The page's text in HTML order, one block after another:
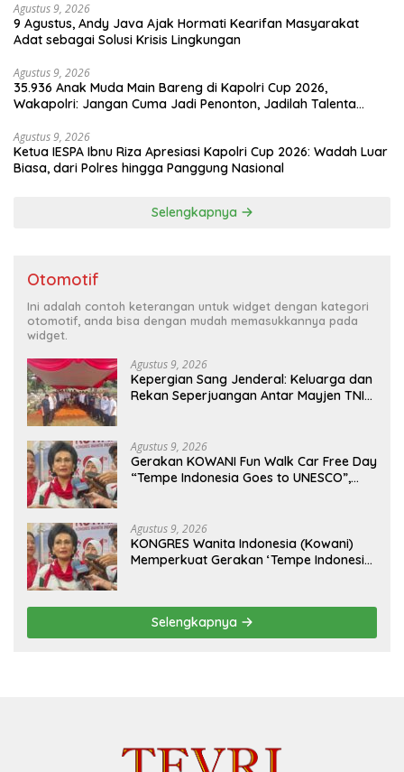
Agustus 9, 2026
9 Agustus, Andy Java Ajak Hormati Kearifan Masyarakat
Adat sebagai Solusi Krisis Lingkungan
Agustus 9, 2026
35.936 Anak Muda Main Bareng di Kapolri Cup 2026,
Wakapolri: Jangan Cuma Jadi Penonton, Jadilah Talenta
Agustus 9, 2026
Ketua IESPA Ibnu Riza Apresiasi Kapolri Cup 2026: Wadah Luar
Biasa, dari Polres hingga Panggung Nasional
Selengkapnya
Otomotif
Ini adalah contoh keterangan untuk widget dengan kategori
otomotif, anda bisa dengan mudah memasukkannya pada
widget.
Agustus 9, 2026
Kepergian Sang Jenderal: Keluarga dan
Rekan Seperjuangan Antar Mayjen TNI
Agustus 9, 2026
Gerakan KOWANI Fun Walk Car Free Day
“Tempe Indonesia Goes to UNESCO”,
Agustus 9, 2026
KONGRES Wanita Indonesia (Kowani)
Memperkuat Gerakan ‘Tempe Indonesia
Selengkapnya